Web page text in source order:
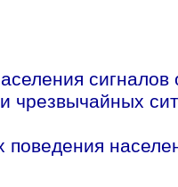
чрезвычайных